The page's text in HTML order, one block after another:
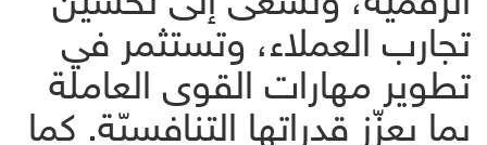
تجارب العملاء، وتستثمر في
تطوير مهارات القوى العاملة
بما يعزّز قدراتها التنافسيّة. كما